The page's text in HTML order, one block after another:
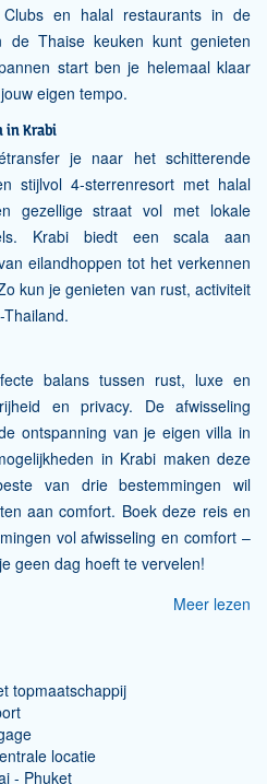
en halal restaurants in de
Thaise keuken kunt genieten
start ben je helemaal klaar
eigen tempo.
in Krabi
je naar het schitterende
stijlvol 4-sterrenresort met halal
gezellige straat vol met lokale
Krabi biedt een scala aan
eilandhoppen tot het verkennen
kun je genieten van rust, activiteit
balans tussen rust, luxe en
en privacy. De afwisseling
ontspanning van je eigen villa in
in Krabi maken deze
van drie bestemmingen wil
aan comfort. Boek deze reis en
vol afwisseling en comfort –
geen dag hoeft te vervelen!
Meer lezen
topmaatschappij
locatie
- Phuket